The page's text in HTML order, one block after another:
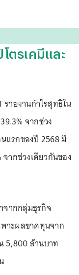
ตรเคมีและ
ายงานกำไรสุทธิใน
จากช่วง
แรกของปี 2568 มี
ากช่วงเดียวกันของ
จากกลุ่มธุรกิจ
าะผลขาดทุนจาก
5,800 ล้านบาท